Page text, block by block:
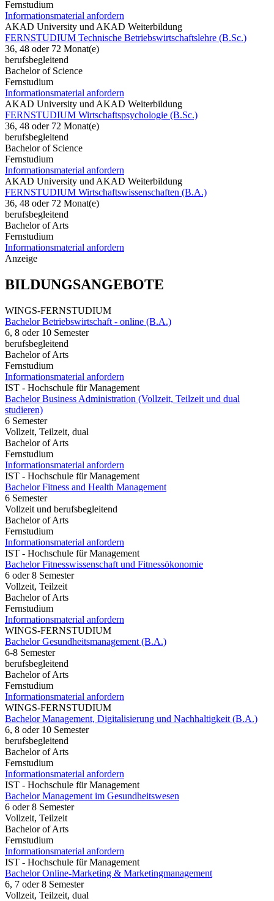
Fernstudium
Informationsmaterial anfordern
AKAD University und AKAD Weiterbildung
FERNSTUDIUM Technische Betriebswirtschaftslehre (B.Sc.)
36, 48 oder 72 Monat(e)
berufsbegleitend
Bachelor of Science
Fernstudium
Informationsmaterial anfordern
AKAD University und AKAD Weiterbildung
FERNSTUDIUM Wirtschaftspsychologie (B.Sc.)
36, 48 oder 72 Monat(e)
berufsbegleitend
Bachelor of Science
Fernstudium
Informationsmaterial anfordern
AKAD University und AKAD Weiterbildung
FERNSTUDIUM Wirtschaftswissenschaften (B.A.)
36, 48 oder 72 Monat(e)
berufsbegleitend
Bachelor of Arts
Fernstudium
Informationsmaterial anfordern
Anzeige
BILDUNGSANGEBOTE
WINGS-FERNSTUDIUM
Bachelor Betriebswirtschaft - online (B.A.)
6, 8 oder 10 Semester
berufsbegleitend
Bachelor of Arts
Fernstudium
Informationsmaterial anfordern
IST - Hochschule für Management
Bachelor Business Administration (Vollzeit, Teilzeit und dual
studieren)
6 Semester
Vollzeit, Teilzeit, dual
Bachelor of Arts
Fernstudium
Informationsmaterial anfordern
IST - Hochschule für Management
Bachelor Fitness and Health Management
6 Semester
Vollzeit und berufsbegleitend
Bachelor of Arts
Fernstudium
Informationsmaterial anfordern
IST - Hochschule für Management
Bachelor Fitnesswissenschaft und Fitnessökonomie
6 oder 8 Semester
Vollzeit, Teilzeit
Bachelor of Arts
Fernstudium
Informationsmaterial anfordern
WINGS-FERNSTUDIUM
Bachelor Gesundheitsmanagement (B.A.)
6-8 Semester
berufsbegleitend
Bachelor of Arts
Fernstudium
Informationsmaterial anfordern
WINGS-FERNSTUDIUM
Bachelor Management, Digitalisierung und Nachhaltigkeit (B.A.)
6, 8 oder 10 Semester
berufsbegleitend
Bachelor of Arts
Fernstudium
Informationsmaterial anfordern
IST - Hochschule für Management
Bachelor Management im Gesundheitswesen
6 oder 8 Semester
Vollzeit, Teilzeit
Bachelor of Arts
Fernstudium
Informationsmaterial anfordern
IST - Hochschule für Management
Bachelor Online-Marketing & Marketingmanagement
6, 7 oder 8 Semester
Vollzeit, Teilzeit, dual